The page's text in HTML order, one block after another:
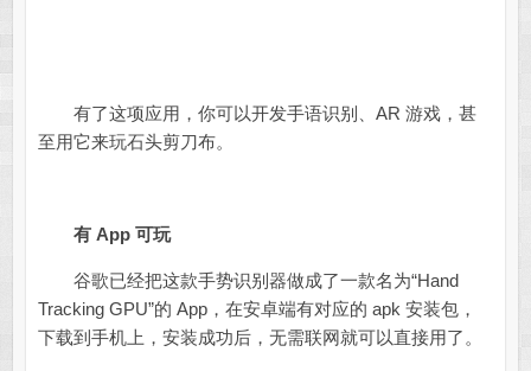
有了这项应用，你可以开发手语识别、AR 游戏，甚
至用它来玩石头剪刀布。
有 App 可玩
谷歌已经把这款手势识别器做成了一款名为“Hand
Tracking GPU”的 App，在安卓端有对应的 apk 安装包，
下载到手机上，安装成功后，无需联网就可以直接用了。